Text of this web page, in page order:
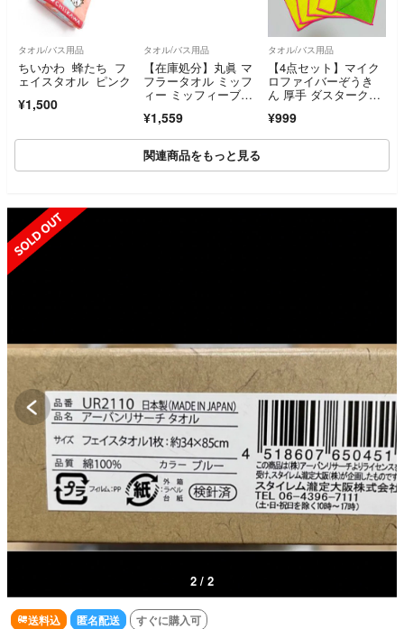
タオル/バス用品
ちいかわ 蜂たち フ
ェイスタオル ピンク
¥1,500
タオル/バス用品
【在庫処分】丸眞 マ
フラータオル ミッフ
ィー ミッフィーブリ
¥1,559
タオル/バス用品
【4点セット】マイク
ロファイバーぞうき
ん 厚手 ダスタークロ
¥999
関連商品をもっと見る
2 / 2
送料込 匿名配送 すぐに購入可